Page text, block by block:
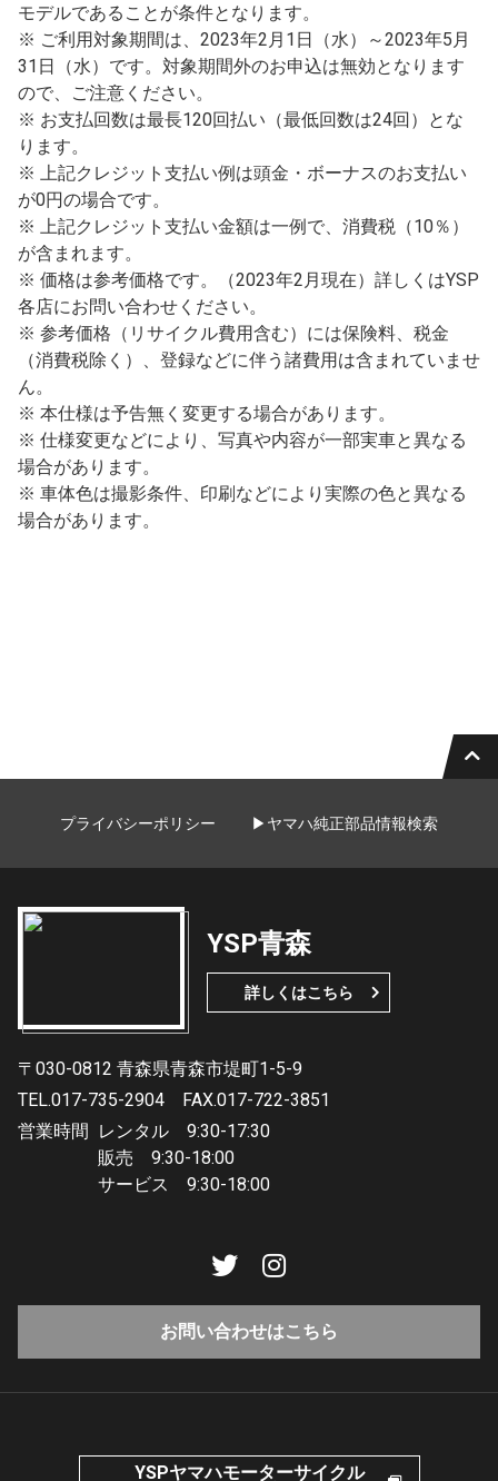
モデルであることが条件となります。
※ ご利用対象期間は、2023年2月1日（水）～2023年5月
31日（水）です。対象期間外のお申込は無効となります
ので、ご注意ください。
※ お支払回数は最長120回払い（最低回数は24回）とな
ります。
※ 上記クレジット支払い例は頭金・ボーナスのお支払い
が0円の場合です。
※ 上記クレジット支払い金額は一例で、消費税（10％）
が含まれます。
※ 価格は参考価格です。（2023年2月現在）詳しくはYSP
各店にお問い合わせください。
※ 参考価格（リサイクル費用含む）には保険料、税金
（消費税除く）、登録などに伴う諸費用は含まれていませ
ん。
※ 本仕様は予告無く変更する場合があります。
※ 仕様変更などにより、写真や内容が一部実車と異なる
場合があります。
※ 車体色は撮影条件、印刷などにより実際の色と異なる
場合があります。
プライバシーポリシー ▶ヤマハ純正部品情報検索
YSP青森
詳しくはこちら
〒030-0812 青森県青森市堤町1-5-9
TEL.017-735-2904
FAX.017-722-3851
営業時間 レンタル 9:30-17:30
販売 9:30-18:00
サービス 9:30-18:00
お問い合わせはこちら
YSPヤマハモーターサイクル